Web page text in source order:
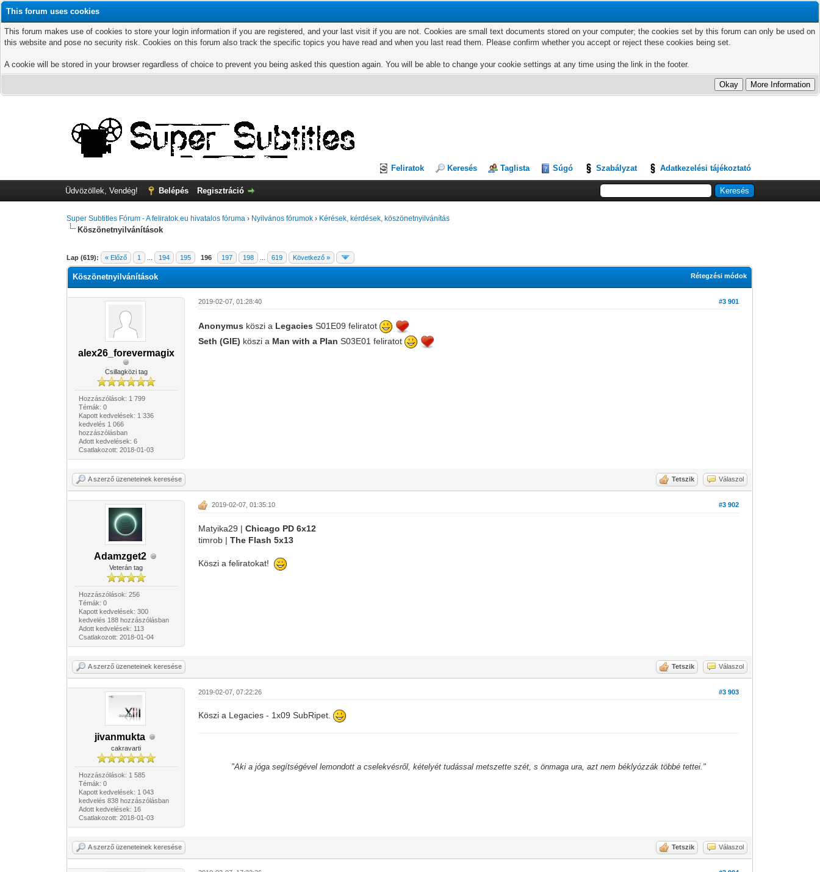
This forum uses cookies
This forum makes use of cookies to store your login information if you are registered, and your last visit if you are not. Cookies are small text documents stored on your computer; the cookies set by this forum can only be used on
this website and pose no security risk. Cookies on this forum also track the specific topics you have read and when you last read them. Please confirm whether you accept or reject these cookies being set.
A cookie will be stored in your browser regardless of choice to prevent you being asked this question again. You will be able to change your cookie settings at any time using the link in the footer.
Feliratok Keresés Taglista Súgó Szabályzat Adatkezelési tájékoztató
Üdvözöllek, Vendég! Belépés Regisztráció
Super Subtitles Fórum - A feliratok.eu hivatalos fóruma › Nyilvános fórumok › Kérések, kérdések, köszönetnyilvánítás
Köszönetnyilvánítások
Lap (619): « Előző 1 194 195 196 197 198 619 Következő »
Rétegzési módok
Köszönetnyilvánítások
alex26_forevermagix
Csillagközi tag
Hozzászólások: 1 799
Témák: 0
Kapott kedvelések: 1 336
kedvelés 1 066
hozzászólásban
Adott kedvelések: 6
Csatlakozott: 2018-01-03
#3 901
2019-02-07, 01:28:40
Anonymus köszi a LegaciesS01E09 feliratot
Seth (GIE) köszi a Man with a PlanS03E01 feliratot
A szerző üzeneteinek keresése Tetszik Válaszol
Adamzget2
Veterán tag
Hozzászólások: 256
Témák: 0
Kapott kedvelések: 300
kedvelés 188 hozzászólásban
Adott kedvelések: 113
Csatlakozott: 2018-01-04
#3 902
2019-02-07, 01:35:10
Matyika29 |Chicago PD 6x12
timrob |The Flash 5x13
Köszi a feliratokat!
A szerző üzeneteinek keresése Tetszik Válaszol
jivanmukta
cakravarti
Hozzászólások: 1 585
Témák: 0
Kapott kedvelések: 1 043
kedvelés 838 hozzászólásban
Adott kedvelések: 16
Csatlakozott: 2018-01-03
#3 903
2019-02-07, 07:22:26
Köszi a Legacies - 1x09 SubRipet.
"Aki a jóga segítségével lemondott a cselekvésről, kételyét tudással metszette szét, s önmaga ura, azt nem béklyózzák többé tettei."
A szerző üzeneteinek keresése Tetszik Válaszol